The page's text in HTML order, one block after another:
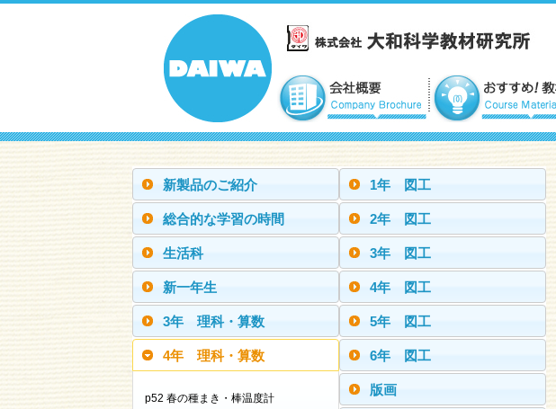
新製品のご紹介
総合的な学習の時間
生活科
新一年生
3年 理科・算数
4年 理科・算数
p52 春の種まき・棒温度計
1年 図工
2年 図工
3年 図工
4年 図工
5年 図工
6年 図工
版画